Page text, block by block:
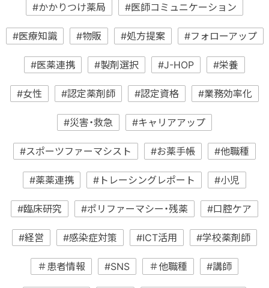
#かかりつけ薬局 #医師コミュニケーション
#医療知識 #物販 #処方提案 #フォローアップ
#医薬連携 #製剤選択 #J-HOP #栄養
#女性 #認定薬剤師 #認定資格 #業務効率化
#災害・救急 #キャリアアップ
#スポーツファーマシスト #お薬手帳 #他職種
#薬薬連携 #トレーシングレポート #小児
#臨床研究 #ポリファーマシー・残薬 #口腔ケア
#経営 #感染症対策 #ICT活用 #学校薬剤師
＃患者情報 #SNS ＃他職種 #講師